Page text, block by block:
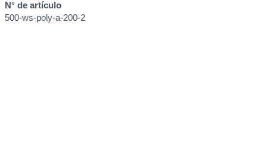
N° de artículo
500-ws-poly-a-200-2